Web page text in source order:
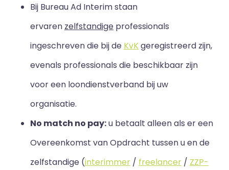
Bij Bureau Ad Interim staan
ervaren zelfstandige professionals
ingeschreven die bij de KvKgeregistreerd zijn,
evenals professionals die beschikbaar zijn
voor een loondienstverband bij uw
organisatie.
No match no pay:u betaalt alleen als er een
Overeenkomst van Opdracht tussen u en de
zelfstandige (interimmer / freelancer / ZZP-